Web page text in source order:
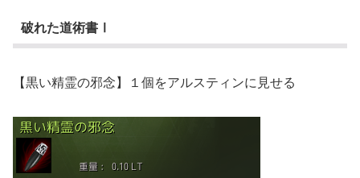
破れた道術書Ⅰ
【黒い精霊の邪念】１個をアルスティンに見せる